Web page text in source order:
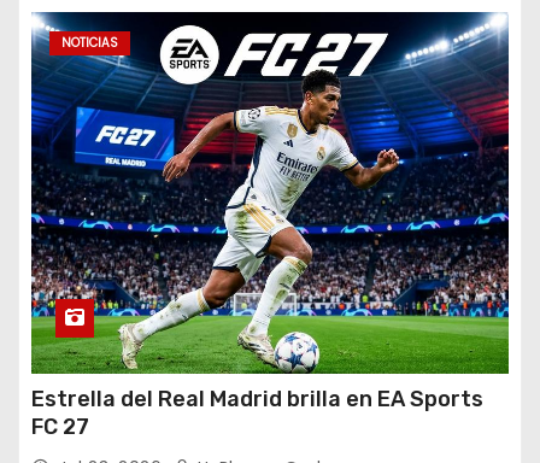
NOTICIAS
Estrella del Real Madrid brilla en EA Sports
FC 27